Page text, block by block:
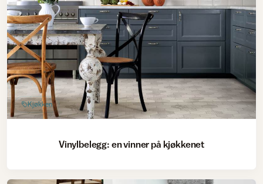
Kjøkken
Vinylbelegg: en vinner på kjøkkenet